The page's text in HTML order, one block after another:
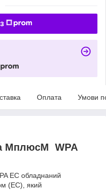
Оплата Умови
МплюсМ WPA
EC обладнаний
(ЕС), який